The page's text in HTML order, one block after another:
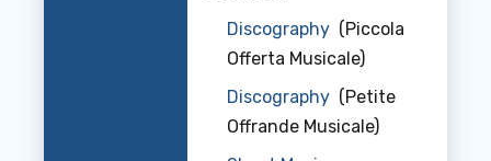
Discography (Piccola
Offerta Musicale)
Discography (Petite
Offrande Musicale)